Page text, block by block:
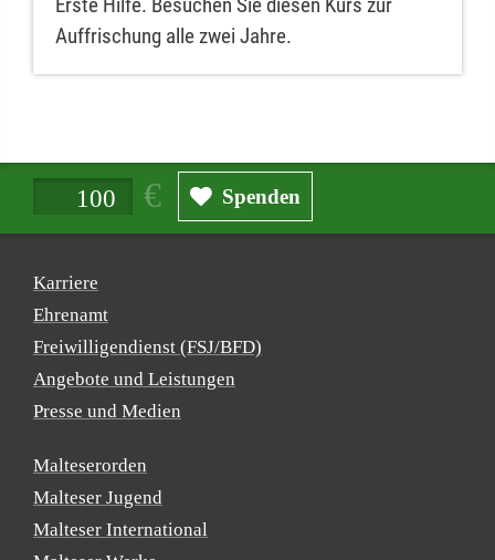
Erste Hilfe. Besuchen Sie diesen Kurs zur
Auffrischung alle zwei Jahre.
Spendenbetrag in Euro Spenden
Karriere
Ehrenamt
Freiwilligendienst (FSJ/BFD)
Angebote und Leistungen
Presse und Medien
Malteserorden
Malteser Jugend
Malteser International